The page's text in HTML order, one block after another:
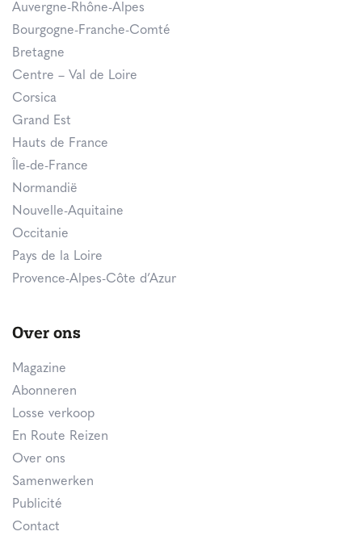
Auvergne-Rhône-Alpes
Bourgogne-Franche-Comté
Bretagne
Centre – Val de Loire
Corsica
Grand Est
Hauts de France
Île-de-France
Normandië
Nouvelle-Aquitaine
Occitanie
Pays de la Loire
Provence-Alpes-Côte d’Azur
Over ons
Magazine
Abonneren
Losse verkoop
En Route Reizen
Over ons
Samenwerken
Publicité
Contact